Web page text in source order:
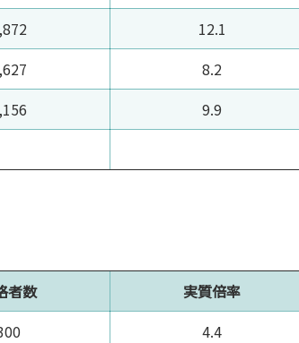
12.1
8.2
9.9
者数
実質倍率
4.4